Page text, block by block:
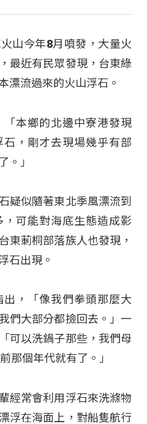
山今年8月噴發，大量火
最近有民眾發現，台東綠
漂流過來的火山浮石。
本鄉的北邊中寮港發現
，剛才去現場幾乎有部
。」
疑似隨著東北季風漂流到
可能對海底生態造成影
東莿桐部落族人也發現，
石出現。
，「像我們拳頭那麼大
們大部分都撿回去。」一
可以洗鍋子那些，我們母
那個年代就有了。」
經常會利用浮石來洗滌物
浮在海面上，對船隻航行